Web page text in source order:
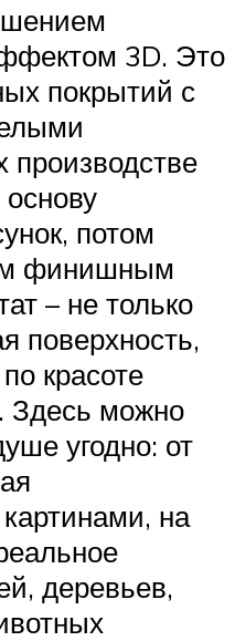
3D. Это
покрытий с
производстве
потом
финишным
– не только
поверхность,
красоте
Здесь можно
угодно: от
на
деревьев,